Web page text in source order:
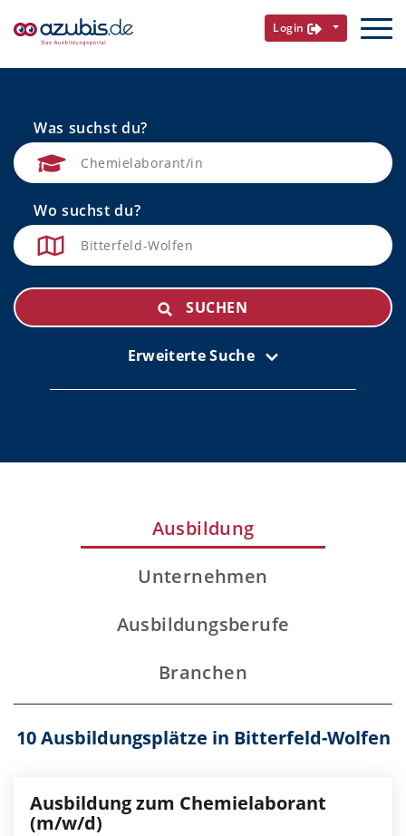
Login
Was suchst du?
Wo suchst du?
SUCHEN
Erweiterte Suche
Ausbildung
Unternehmen
Ausbildungsberufe
Branchen
10 Ausbildungsplätze in Bitterfeld-Wolfen
Ausbildung zum Chemielaborant
(m/w/d)